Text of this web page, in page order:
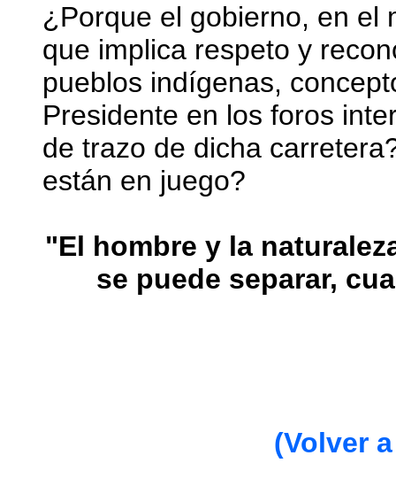
¿Porque el gobierno, en el
que implica respeto y
pueblos indígenas,
Presidente en los foros
de trazo de dicha
están en juego?
"El hombre y la
se puede separar,
(Volver